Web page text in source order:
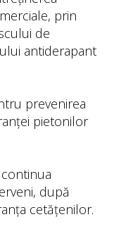
prin
de
antiderapant
prevenirea
pietonilor
după
cetățenilor.